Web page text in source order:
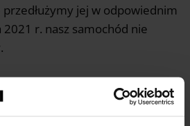
przedłużymy jej w odpowiednim
r. nasz samochód nie